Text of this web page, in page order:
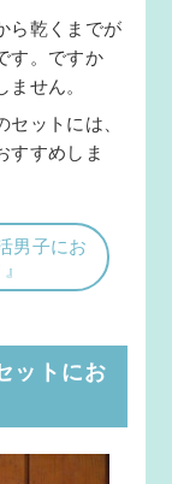
ら乾くまでが
す。ですか
せん。
ットには、
すすめしま
男子にお
ットにお